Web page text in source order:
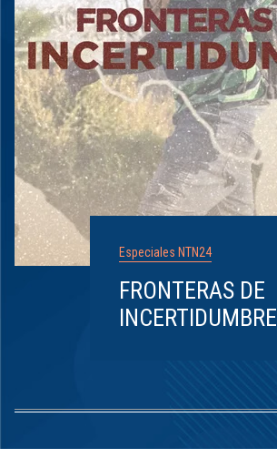
Especiales NTN24
FRONTERAS DE
INCERTIDUMBRE